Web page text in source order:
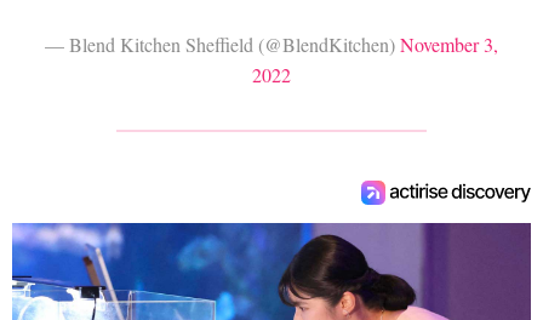
— Blend Kitchen Sheffield (@BlendKitchen)November 3,
2022